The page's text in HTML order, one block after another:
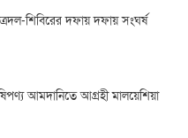
শিবিরের দফায় দফায় সংঘর্ষ
আমদানিতে আগ্রহী মালয়েশিয়া